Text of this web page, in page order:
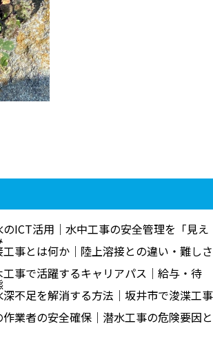
ICT活用｜水中工事の安全管理を「見え
事とは何か｜陸上溶接との違い・難しさ
事で活躍するキャリアパス｜給与・待
不足を解消する方法｜坂井市で浚渫工事
業者の安全確保｜潜水工事の危険要因と